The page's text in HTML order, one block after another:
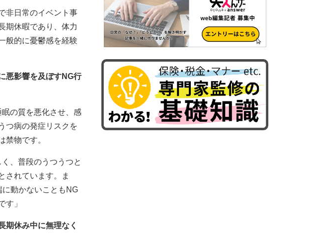
非日常のイベント事
期休暇であり、体力
般的に憂鬱感を経験
悪影響を及ぼすNG行
の質を悪化させ、感
つ病の発症リスクを
禁物です。
、普段のうつうつと
されています。ま
動かないこともNG
す」
期休み中に無理なく